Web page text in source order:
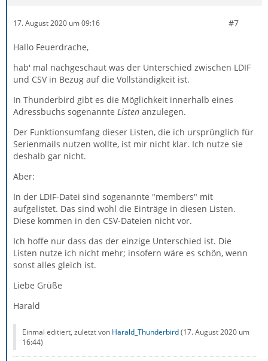
17. August 2020 um 09:16 #7
Hallo Feuerdrache,
hab' mal nachgeschaut was der Unterschied zwischen LDIF
und CSV in Bezug auf die Vollständigkeit ist.
In Thunderbird gibt es die Möglichkeit innerhalb eines
Adressbuchs sogenannte Listen anzulegen.
Der Funktionsumfang dieser Listen, die ich ursprünglich für
Serienmails nutzen wollte, ist mir nicht klar. Ich nutze sie
deshalb gar nicht.
Aber:
In der LDIF-Datei sind sogenannte "members" mit
aufgelistet. Das sind wohl die Einträge in diesen Listen.
Diese kommen in den CSV-Dateien nicht vor.
Ich hoffe nur dass das der einzige Unterschied ist. Die
Listen nutze ich nicht mehr; insofern wäre es schön, wenn
sonst alles gleich ist.
Liebe Grüße
Harald
Einmal editiert, zuletzt von Harald_Thunderbird(17. August 2020 um
16:44)